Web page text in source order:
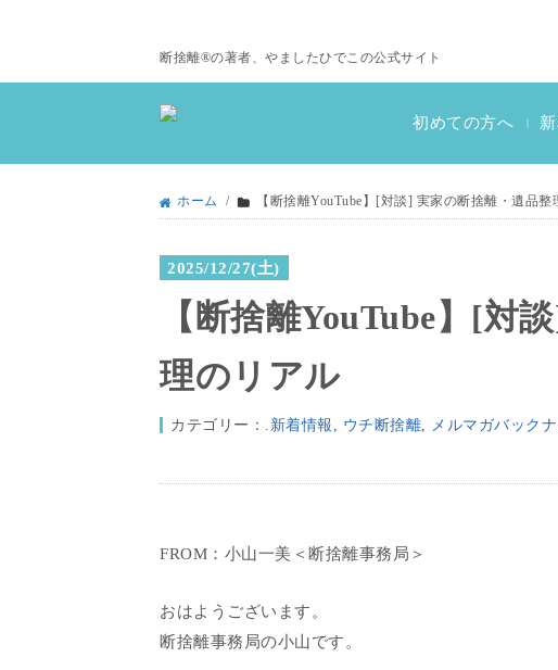
断捨離®の著者、やましたひでこの公式サイト
初めての方へ |
ホーム / 【断捨離YouTube】[対談] 実家の断捨離・遺品整
2025/12/27(土)
【断捨離YouTube】[対
理のリアル
カテゴリー： .新着情報 , ウチ断捨離, メルマガバック
FROM：小山一美＜断捨離事務局＞
おはようございます。
断捨離事務局の小山です。